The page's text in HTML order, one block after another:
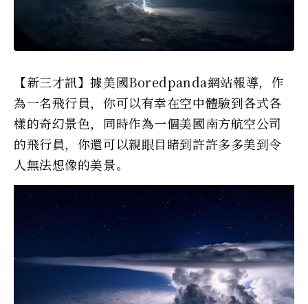
【新三才訊】據美國Boredpanda網站報導，作
為一名飛行員，你可以有幸在空中體驗到各式各
樣的奇幻景色，同時作為一個美國南方航空公司
的飛行員，你還可以親眼目睹到許許多多美到令
人無法想像的美景。